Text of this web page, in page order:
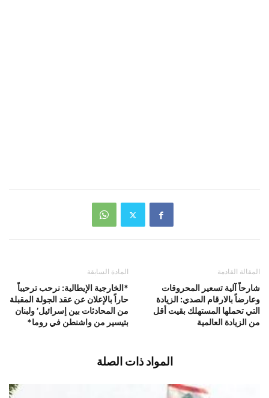
المادة السابقة
*الخارجية الإيطالية: نرحب ترحيباً
حاراً بالإعلان عن عقد الجولة المقبلة
من المحادثات بين إسرائيل’ ولبنان
بتيسير من واشنطن في روما*
المقالة القادمة
شارحاً آلية تسعير المحروقات
وعارضاً بالارقام الصدي: الزيادة
التي تحملها المستهلك بقيت أقل
من الزيادة العالمية
المواد ذات الصلة
وحدات من الجيش دخلت ليلا الى